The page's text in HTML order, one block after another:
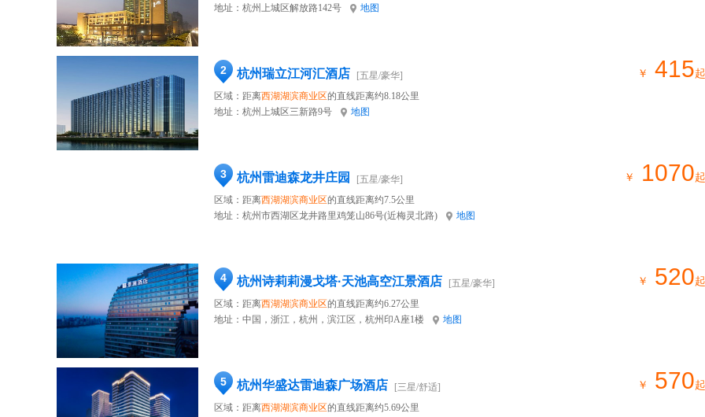
地址： 杭州上城区解放路142号 地图
2 杭州瑞立江河汇酒店
[五星/豪华]
区域：距离西湖湖滨商业区的直线距离约8.18公里
地址： 杭州上城区三新路9号 地图
￥ 415起
3 杭州雷迪森龙井庄园
[五星/豪华]
区域：距离西湖湖滨商业区的直线距离约7.5公里
地址： 杭州市西湖区龙井路里鸡笼山86号(近梅灵北路) 地图
￥ 1070起
4 杭州诗莉莉漫戈塔·天池高空江景酒店
[五星/豪华]
区域：距离西湖湖滨商业区的直线距离约6.27公里
地址： 中国，浙江，杭州，滨江区，杭州印A座1楼 地图
￥ 520起
5 杭州华盛达雷迪森广场酒店
[三星/舒适]
区域：距离西湖湖滨商业区的直线距离约5.69公里
￥ 570起